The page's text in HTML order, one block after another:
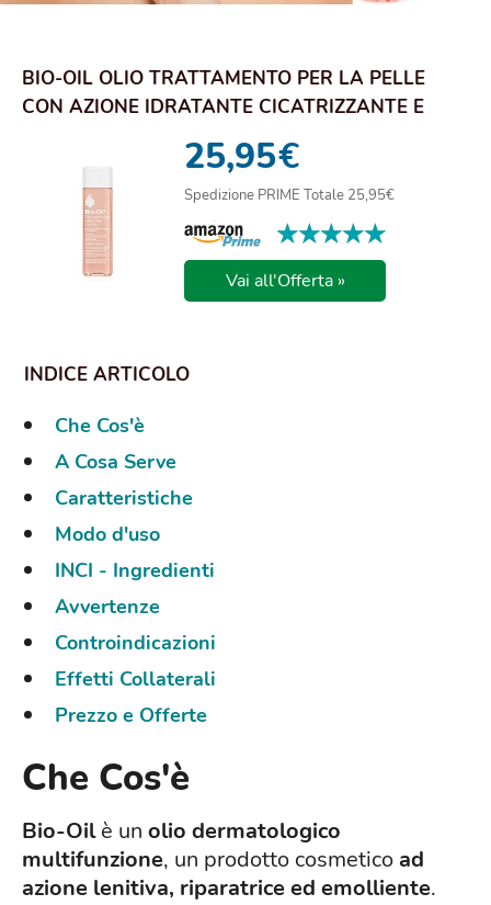
BIO-OIL OLIO TRATTAMENTO PER LA PELLE
CON AZIONE IDRATANTE CICATRIZZANTE E
25,95€
Spedizione PRIME Totale 25,95€
★★★★★
★★★★★
Vai all'Offerta »
Che Cos'è
A Cosa Serve
Caratteristiche
Modo d'uso
INCI - Ingredienti
Avvertenze
Controindicazioni
Effetti Collaterali
Prezzo e Offerte
Che Cos'è
Bio-Oilè un olio dermatologico
multifunzione, un prodotto cosmetico ad
azione lenitiva, riparatrice ed emolliente.